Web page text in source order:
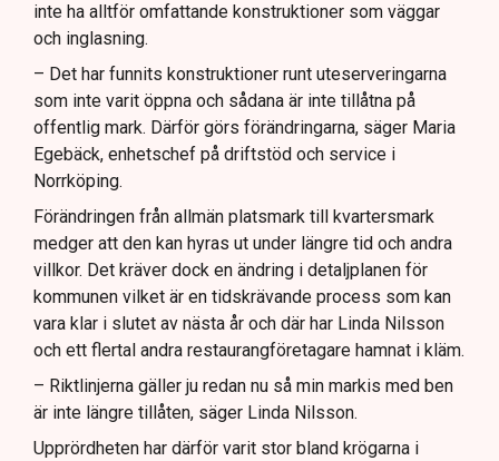
inte ha alltför omfattande konstruktioner som väggar
och inglasning.
– Det har funnits konstruktioner runt uteserveringarna
som inte varit öppna och sådana är inte tillåtna på
offentlig mark. Därför görs förändringarna, säger Maria
Egebäck, enhetschef på driftstöd och service i
Norrköping.
Förändringen från allmän platsmark till kvartersmark
medger att den kan hyras ut under längre tid och andra
villkor. Det kräver dock en ändring i detaljplanen för
kommunen vilket är en tidskrävande process som kan
vara klar i slutet av nästa år och där har Linda Nilsson
och ett flertal andra restaurangföretagare hamnat i kläm.
– Riktlinjerna gäller ju redan nu så min markis med ben
är inte längre tillåten, säger Linda Nilsson.
Upprördheten har därför varit stor bland krögarna i